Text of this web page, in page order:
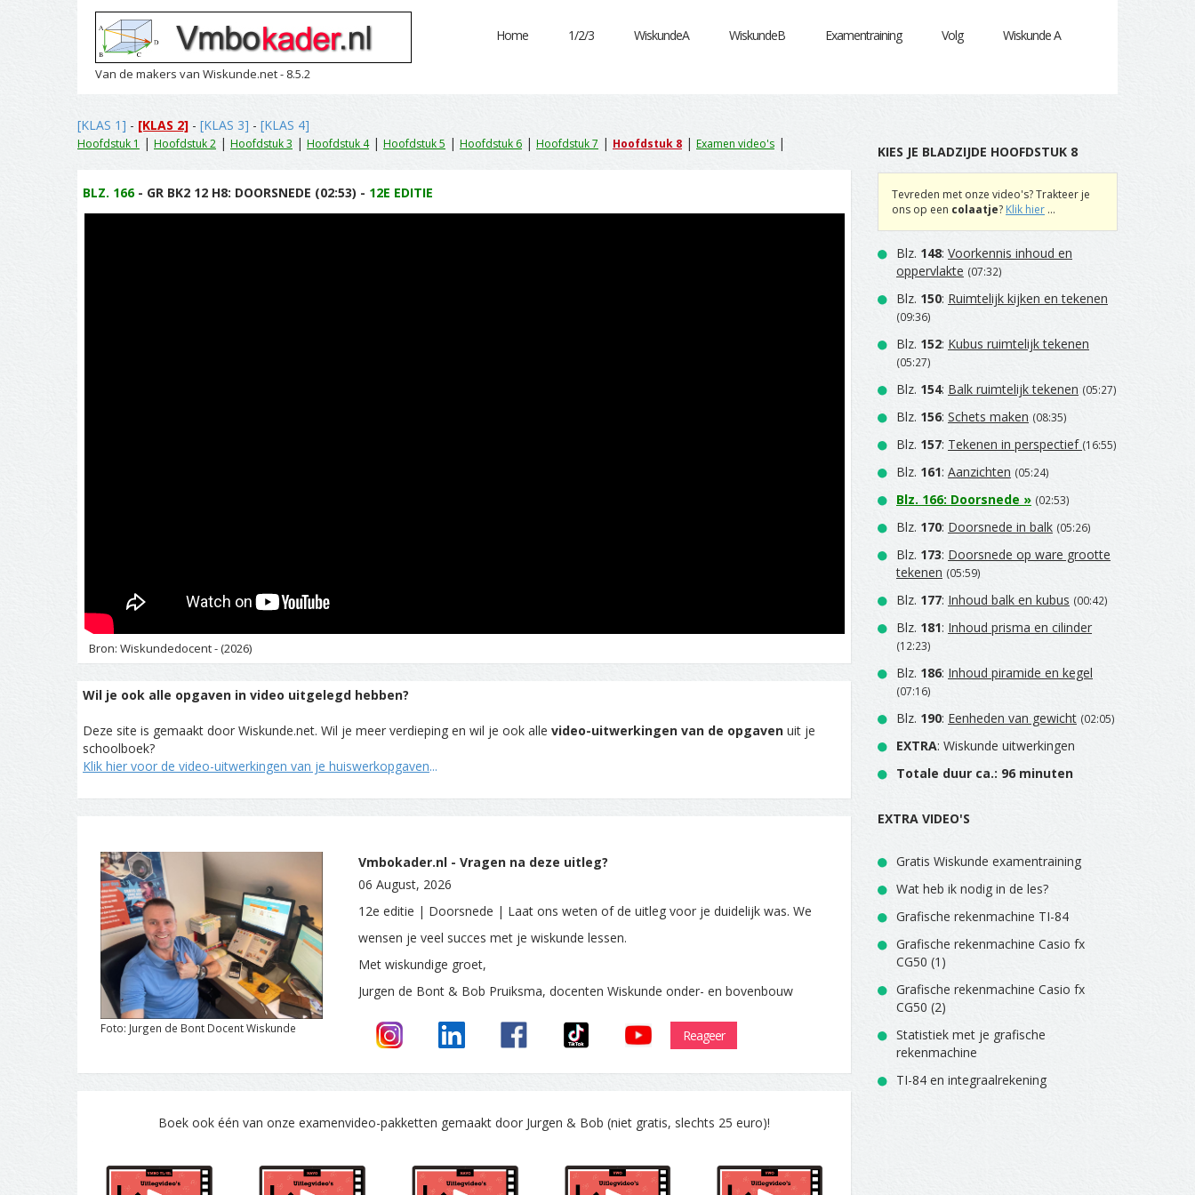
Van de makers van Wiskunde.net - 8.5.2
Home 1/2/3 WiskundeA WiskundeB Examentraining Volg Wiskunde A
[KLAS 1] - [KLAS 2] - [KLAS 3] - [KLAS 4]
Hoofdstuk 1 | Hoofdstuk 2 | Hoofdstuk 3 | Hoofdstuk 4| Hoofdstuk 5 | Hoofdstuk 6 | Hoofdstuk 7 | Hoofdstuk 8 | Examen video's |
BLZ. 166- GR BK2 12 H8: DOORSNEDE (02:53) - 12E EDITIE
Bron: Wiskundedocent - (2026)
Wil je ook alle opgaven in video uitgelegd hebben?
Deze site is gemaakt door Wiskunde.net. Wil je meer verdieping en wil je ook alle video-uitwerkingen van de opgaven uit je
schoolboek?
Klik hier voor de video-uitwerkingen van je huiswerkopgaven...
Foto: Jurgen de Bont Docent Wiskunde
Vmbokader.nl - Vragen na deze uitleg?
06 August, 2026
12e editie | Doorsnede | Laat ons weten of de uitleg voor je duidelijk was. We
wensen je veel succes met je wiskunde lessen.
Met wiskundige groet,
Jurgen de Bont & Bob Pruiksma, docenten Wiskunde onder- en bovenbouw
Reageer
Boek ook één van onze examenvideo-pakketten gemaakt door Jurgen & Bob (niet gratis, slechts 25 euro)!
KIES JE BLADZIJDE HOOFDSTUK 8
Tevreden met onze video's? Trakteer je
ons op een colaatje? Klik hier ...
Blz. 148: Voorkennis inhoud en
oppervlakte (07:32)
Blz. 150: Ruimtelijk kijken en tekenen
(09:36)
Blz. 152: Kubus ruimtelijk tekenen
(05:27)
Blz. 154: Balk ruimtelijk tekenen (05:27)
Blz. 156: Schets maken (08:35)
Blz. 157: Tekenen in perspectief (16:55)
Blz. 161: Aanzichten (05:24)
Blz. 166: Doorsnede » (02:53)
Blz. 170: Doorsnede in balk (05:26)
Blz. 173: Doorsnede op ware grootte
tekenen (05:59)
Blz. 177: Inhoud balk en kubus (00:42)
Blz. 181: Inhoud prisma en cilinder
(12:23)
Blz. 186: Inhoud piramide en kegel
(07:16)
Blz. 190: Eenheden van gewicht (02:05)
EXTRA: Wiskunde uitwerkingen
Totale duur ca.: 96 minuten
EXTRA VIDEO'S
Gratis Wiskunde examentraining
Wat heb ik nodig in de les?
Grafische rekenmachine TI-84
Grafische rekenmachine Casio fx
CG50 (1)
Grafische rekenmachine Casio fx
CG50 (2)
Statistiek met je grafische
rekenmachine
TI-84 en integraalrekening